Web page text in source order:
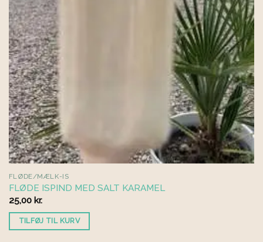
FLØDE/MÆLK-IS
FLØDE ISPIND MED SALT KARAMEL
25,00 kr.
TILFØJ TIL KURV